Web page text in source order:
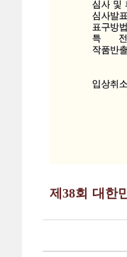
제38회 대한